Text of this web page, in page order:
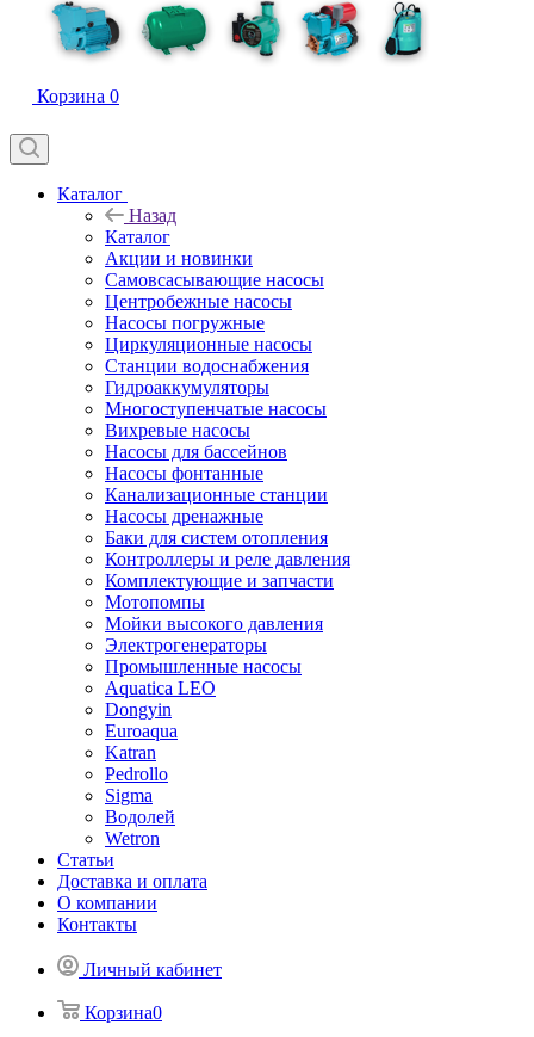
Корзина 0
Каталог
Назад
Каталог
Акции и новинки
Самовсасывающие насосы
Центробежные насосы
Насосы погружные
Циркуляционные насосы
Станции водоснабжения
Гидроаккумуляторы
Многоступенчатые насосы
Вихревые насосы
Насосы для бассейнов
Насосы фонтанные
Канализационные станции
Насосы дренажные
Баки для систем отопления
Контроллеры и реле давления
Комплектующие и запчасти
Мотопомпы
Мойки высокого давления
Электрогенераторы
Промышленные насосы
Aquatica LEO
Dongyin
Euroaqua
Katran
Pedrollo
Sigma
Водолей
Wetron
Статьи
Доставка и оплата
О компании
Контакты
Личный кабинет
Корзина0